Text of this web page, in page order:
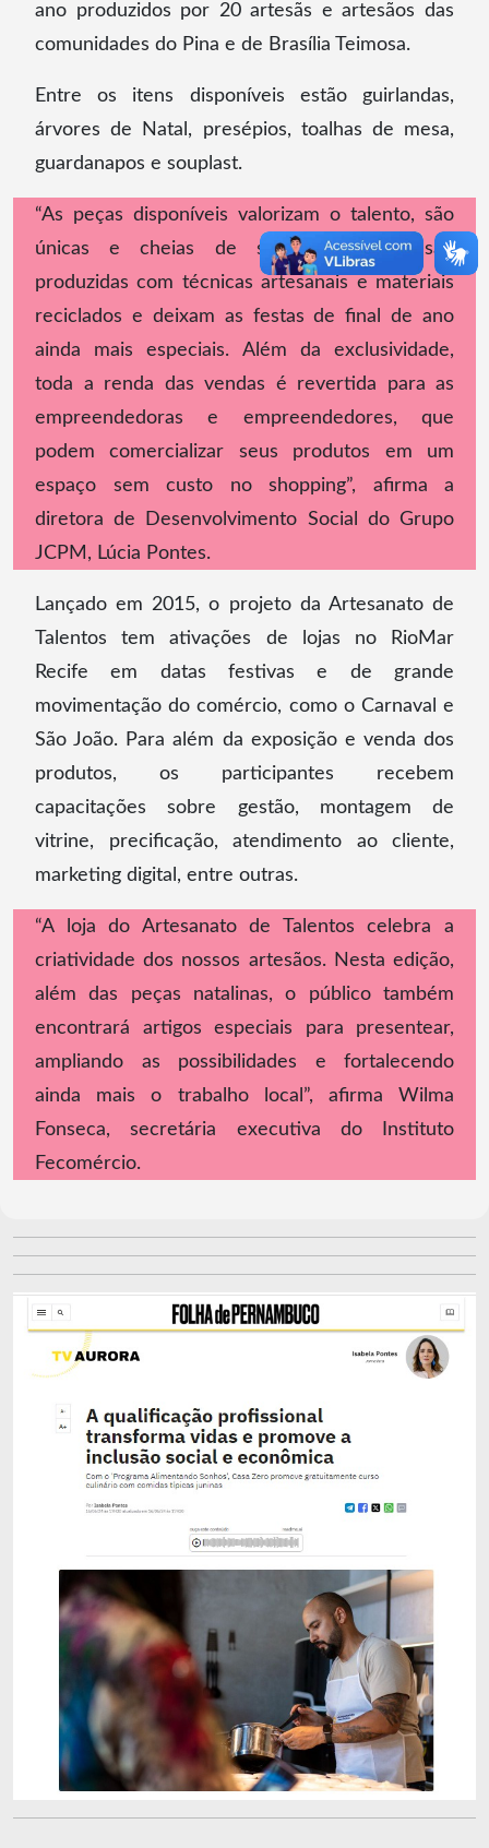
ano produzidos por 20 artesãs e artesãos das
comunidades do Pina e de Brasília Teimosa.
Entre os itens disponíveis estão guirlandas,
árvores de Natal, presépios, toalhas de mesa,
guardanapos e souplast.
“As peças disponíveis valorizam o talento, são
únicas e cheias de significado. Elas são
produzidas com técnicas artesanais e materiais
reciclados e deixam as festas de final de ano
ainda mais especiais. Além da exclusividade,
toda a renda das vendas é revertida para as
empreendedoras e empreendedores, que
podem comercializar seus produtos em um
espaço sem custo no shopping”, afirma a
diretora de Desenvolvimento Social do Grupo
JCPM, Lúcia Pontes.
Lançado em 2015, o projeto da Artesanato de
Talentos tem ativações de lojas no RioMar
Recife em datas festivas e de grande
movimentação do comércio, como o Carnaval e
São João. Para além da exposição e venda dos
produtos, os participantes recebem
capacitações sobre gestão, montagem de
vitrine, precificação, atendimento ao cliente,
marketing digital, entre outras.
“A loja do Artesanato de Talentos celebra a
criatividade dos nossos artesãos. Nesta edição,
além das peças natalinas, o público também
encontrará artigos especiais para presentear,
ampliando as possibilidades e fortalecendo
ainda mais o trabalho local”, afirma Wilma
Fonseca, secretária executiva do Instituto
Fecomércio.